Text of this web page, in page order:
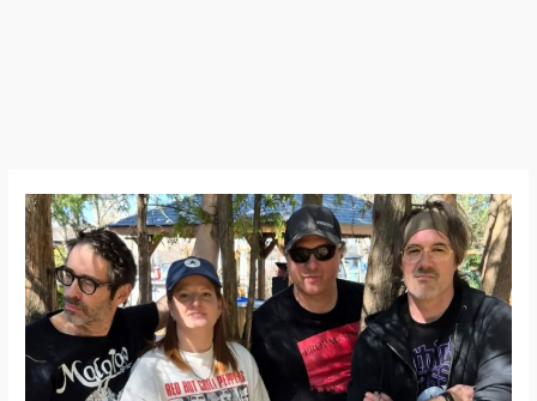
My
Anxious
Wreck
–
Découvrez
le
premier